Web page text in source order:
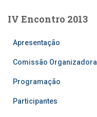
IV Encontro 2013
Apresentação
Comissão Organizadora
Programação
Participantes